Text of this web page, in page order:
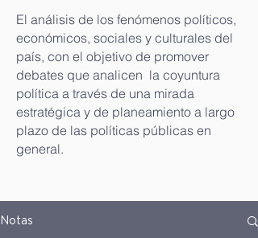
El análisis de los fenómenos políticos,
económicos, sociales y culturales del
país, con el objetivo de promover
debates que analicen la coyuntura
política a través de una mirada
estratégica y de planeamiento a largo
plazo de las políticas públicas en
general.
Notas